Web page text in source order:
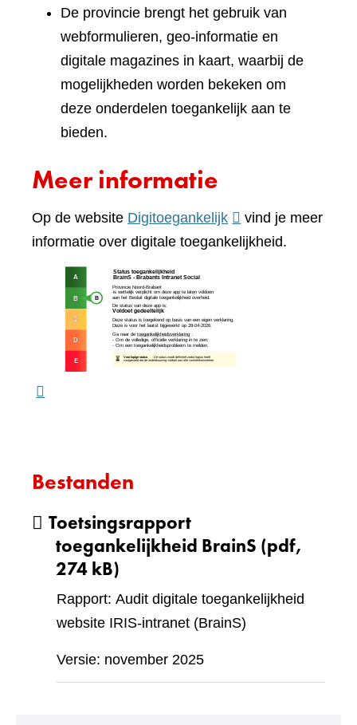
De provincie brengt het gebruik van
webformulieren, geo-informatie en
digitale magazines in kaart, waarbij de
mogelijkheden worden bekeken om
deze onderdelen toegankelijk aan te
bieden.
Meer informatie
Op de website Digitoegankelijk(verwijst
naar
vind je meer
informatie over digitale toegankelijkheid.
Bestanden
Toetsingsrapport
toegankelijkheid BrainS (pdf,
274 kB)
Rapport: Audit digitale toegankelijkheid
website IRIS-intranet (BrainS)
Versie: november 2025